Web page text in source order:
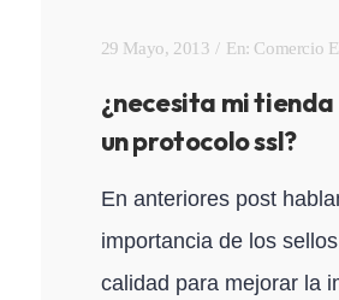
29 Mayo, 2013 En: Comercio
¿necesita mi
un protocolo ssl?
En anteriores post
importancia de los
calidad para mejorar la